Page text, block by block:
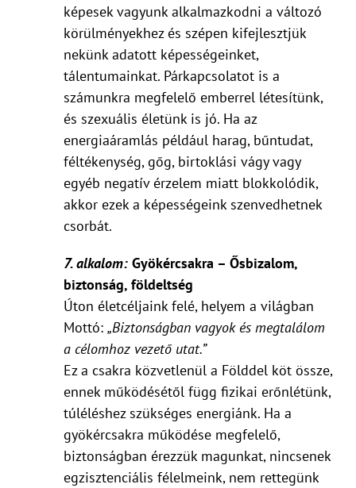
képesek vagyunk alkalmazkodni a változó
körülményekhez és szépen kifejlesztjük
nekünk adatott képességeinket,
tálentumainkat. Párkapcsolatot is a
számunkra megfelelő emberrel létesítünk,
és szexuális életünk is jó. Ha az
energiaáramlás például harag, bűntudat,
féltékenység, gőg, birtoklási vágy vagy
egyéb negatív érzelem miatt blokkolódik,
akkor ezek a képességeink szenvedhetnek
csorbát.
7. alkalom:Gyökércsakra – Ősbizalom,
biztonság, földeltség
Úton életcéljaink felé, helyem a világban
Mottó: „Biztonságban vagyok és megtalálom
a célomhoz vezető utat.”
Ez a csakra közvetlenül a Földdel köt össze,
ennek működésétől függ fizikai erőnlétünk,
túléléshez szükséges energiánk. Ha a
gyökércsakra működése megfelelő,
biztonságban érezzük magunkat, nincsenek
egzisztenciális félelmeink, nem rettegünk